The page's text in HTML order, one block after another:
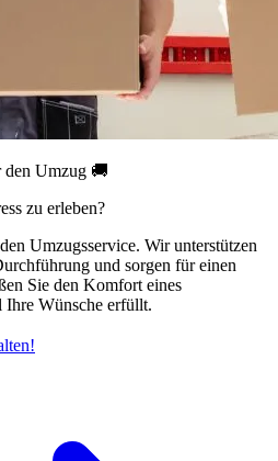
den Umzug 🚚
zu erleben?
Umzugsservice. Wir unterstützen
und sorgen für einen
Sie den Komfort eines
Ihre Wünsche erfüllt.